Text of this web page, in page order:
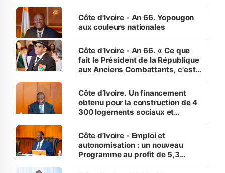
l'Etat de droit pour préserver les
vies humaines »
Côte d'Ivoire - An 66. Yopougon
aux couleurs nationales
Côte d’Ivoire - An 66. « Ce que
fait le Président de la République
aux Anciens Combattants, c'est
Côte d’Ivoire. Un financement
obtenu pour la construction de 4
300 logements sociaux et
et Yamoussoukro
Côte d’Ivoire - Emploi et
autonomisation : un nouveau
Programme au profit de 5,3